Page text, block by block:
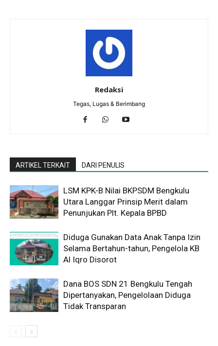
Redaksi
Tegas, Lugas & Berimbang
ARTIKEL TERKAIT DARI PENULIS
LSM KPK-B Nilai BKPSDM Bengkulu
Utara Langgar Prinsip Merit dalam
Penunjukan Plt. Kepala BPBD
Diduga Gunakan Data Anak Tanpa Izin
Selama Bertahun-tahun, Pengelola KB
Al Iqro Disorot
Dana BOS SDN 21 Bengkulu Tengah
Dipertanyakan, Pengelolaan Diduga
Tidak Transparan